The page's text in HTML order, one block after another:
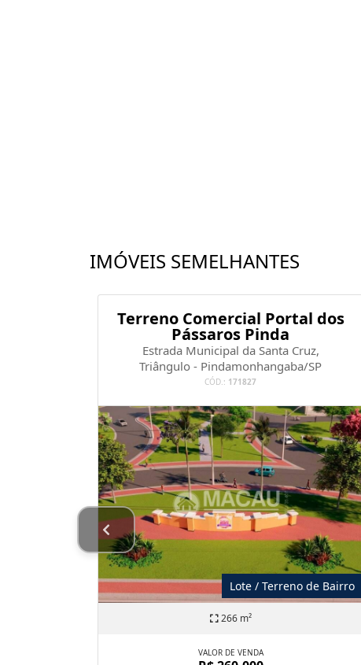
IMÓVEIS SEMELHANTES
Terreno Comercial Portal dos
Pássaros Pinda
Estrada Municipal da Santa Cruz,
Triângulo - Pindamonhangaba/SP
CÓD.: 171827
Lote / Terreno de Bairro
266 m²
VALOR DE VENDA